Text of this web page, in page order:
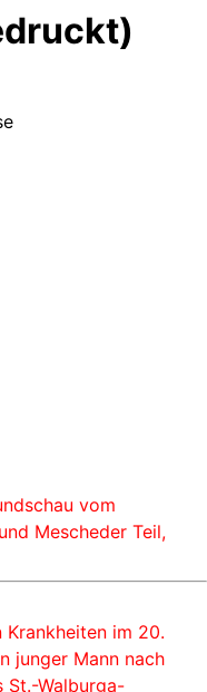
vom
Mescheder Teil,
im 20.
junger Mann nach
St.-Walburga-